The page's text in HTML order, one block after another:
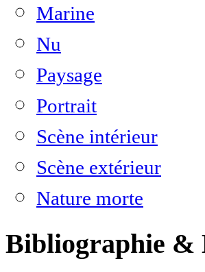
Marine
Nu
Paysage
Portrait
Scène intérieur
Scène extérieur
Nature morte
Bibliographie &